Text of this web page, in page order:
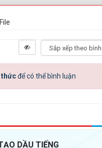
thứcđể có thể bình luận
DẦU TIẾNG